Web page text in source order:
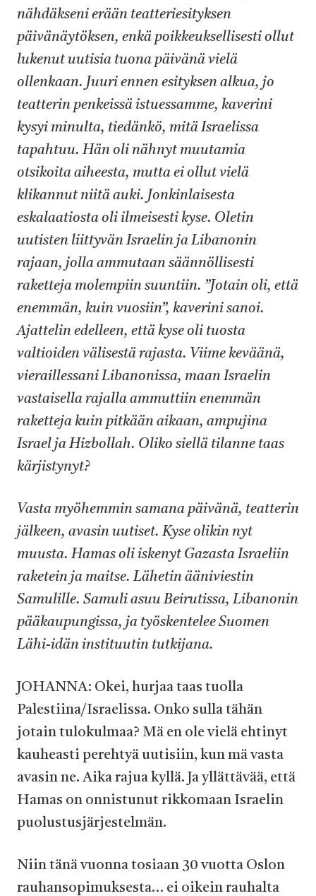
nähdäkseni erään teatteriesityksen
päivänäytöksen, enkä poikkeuksellisesti ollut
lukenut uutisia tuona päivänä vielä
ollenkaan. Juuri ennen esityksen alkua, jo
teatterin penkeissä istuessamme, kaverini
kysyi minulta, tiedänkö, mitä Israelissa
tapahtuu. Hän oli nähnyt muutamia
otsikoita aiheesta, mutta ei ollut vielä
klikannut niitä auki. Jonkinlaisesta
eskalaatiosta oli ilmeisesti kyse. Oletin
uutisten liittyvän Israelin ja Libanonin
rajaan, jolla ammutaan säännöllisesti
raketteja molempiin suuntiin. ”Jotain oli, että
enemmän, kuin vuosiin”, kaverini sanoi.
Ajattelin edelleen, että kyse oli tuosta
valtioiden välisestä rajasta. Viime keväänä,
vieraillessani Libanonissa, maan Israelin
vastaisella rajalla ammuttiin enemmän
raketteja kuin pitkään aikaan, ampujina
Israel ja Hizbollah. Oliko siellä tilanne taas
kärjistynyt?
Vasta myöhemmin samana päivänä, teatterin
jälkeen, avasin uutiset. Kyse olikin nyt
muusta. Hamas oli iskenyt Gazasta Israeliin
raketein ja maitse. Lähetin ääniviestin
Samulille. Samuli asuu Beirutissa, Libanonin
pääkaupungissa, ja työskentelee Suomen
Lähi-idän instituutin tutkijana.
JOHANNA: Okei, hurjaa taas tuolla
Palestiina/Israelissa. Onko sulla tähän
jotain tulokulmaa? Mä en ole vielä ehtinyt
kauheasti perehtyä uutisiin, kun mä vasta
avasin ne. Aika rajua kyllä. Ja yllättävää, että
Hamas on onnistunut rikkomaan Israelin
puolustusjärjestelmän.
Niin tänä vuonna tosiaan 30 vuotta Oslon
rauhansopimuksesta… ei oikein rauhalta